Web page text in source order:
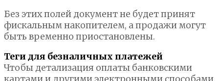
Без этих полей документ не будет принят
фискальным накопителем, а продажи могут
быть временно приостановлены.
Теги для безналичных платежей
Чтобы детализация оплаты банковскими